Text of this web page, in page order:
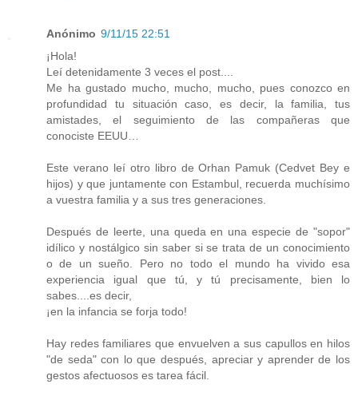
Anónimo 9/11/15 22:51
¡Hola!
Leí detenidamente 3 veces el post....
Me ha gustado mucho, mucho, mucho, pues conozco en
profundidad tu situación caso, es decir, la familia, tus
amistades, el seguimiento de las compañeras que
conociste EEUU…
Este verano leí otro libro de Orhan Pamuk (Cedvet Bey e
hijos) y que juntamente con Estambul, recuerda muchísimo
a vuestra familia y a sus tres generaciones.
Después de leerte, una queda en una especie de "sopor"
idílico y nostálgico sin saber si se trata de un conocimiento
o de un sueño. Pero no todo el mundo ha vivido esa
experiencia igual que tú, y tú precisamente, bien lo
sabes....es decir,
¡en la infancia se forja todo!
Hay redes familiares que envuelven a sus capullos en hilos
"de seda" con lo que después, apreciar y aprender de los
gestos afectuosos es tarea fácil.